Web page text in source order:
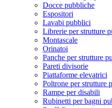
Docce pubbliche
Espositori
Lavabi pubblici
Librerie per strutture
Montascale
Orinatoi
Panche per strutture
Pareti divisorie
Piattaforme elevatrici
Poltrone per strutture
Rampe per disabili
Rubinetti per bagni